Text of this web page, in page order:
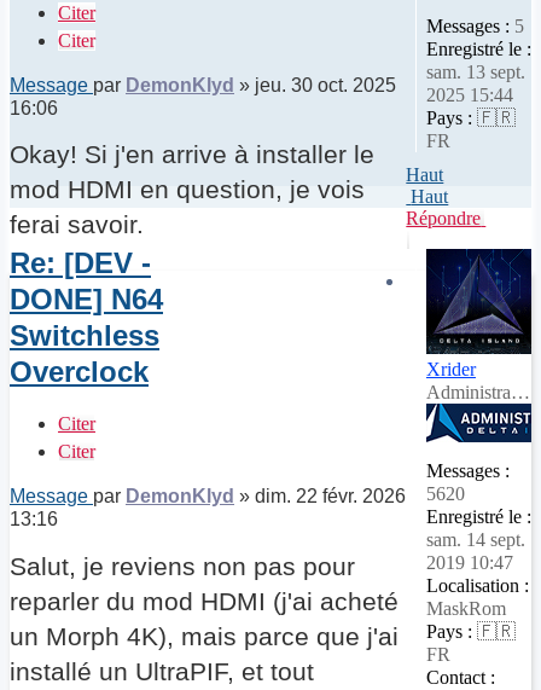
Citer
Citer
Message par DemonKlyd » jeu. 30 oct. 2025
16:06
Okay! Si j'en arrive à installer le
mod HDMI en question, je vois
ferai savoir.
Messages : 5
Enregistré le :
sam. 13 sept.
2025 15:44
Pays : 🇫🇷
FR
Re: [DEV -
DONE] N64
Switchless
Overclock
Citer
Citer
Message par DemonKlyd » dim. 22 févr. 2026
13:16
Salut, je reviens non pas pour
reparler du mod HDMI (j'ai acheté
un Morph 4K), mais parce que j'ai
installé un UltraPIF, et tout
Xrider
Administrateur
Messages :
5620
Enregistré le :
sam. 14 sept.
2019 10:47
Localisation :
MaskRom
Pays : 🇫🇷
FR
Contact :
Haut
Haut
Répondre